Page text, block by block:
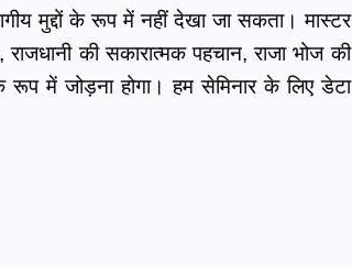
मुद्दों के रूप में नहीं देखा जा सकता। मास्टर
की सकारात्मक पहचान, राजा भोज की
में जोड़ना होगा। हम सेमिनार के लिए डेटा